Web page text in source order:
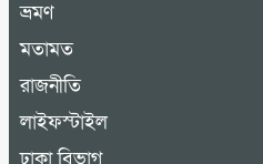
ভ্রমণ
মতামত
রাজনীতি
লাইফস্টাইল